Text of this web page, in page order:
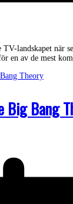
landskapet när
en av de mest
Big Bang